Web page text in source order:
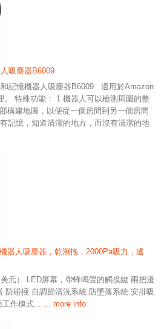
吸塵器B6009
記憶機器人吸塵器B6009 適用於Amazon
。 特殊功能： 1.機器人可以檢測周圍的整
構建地圖，以便從一個房間到另一個房間
記憶，知道清潔的地方，而沒有清潔的地
器人吸塵器，乾濕拖，2000Pa吸力，遙
元） LED屏幕，帶蜂鳴聲的觸摸鍵 兩把邊
防碰撞 自調節清洗系統 防墜落系統 安排吸
作模式...
... more info